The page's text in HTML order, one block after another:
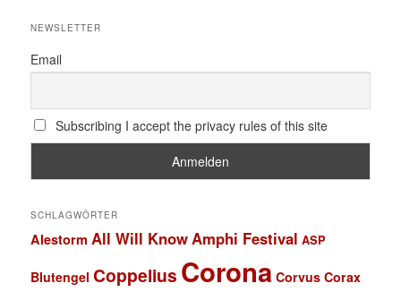
NEWSLETTER
Email
Subscribing I accept the privacy rules of this site
SCHLAGWÖRTER
Alestorm All Will KnowAmphi Festival ASP
Blutengel Coppelius Corona Corvus Corax